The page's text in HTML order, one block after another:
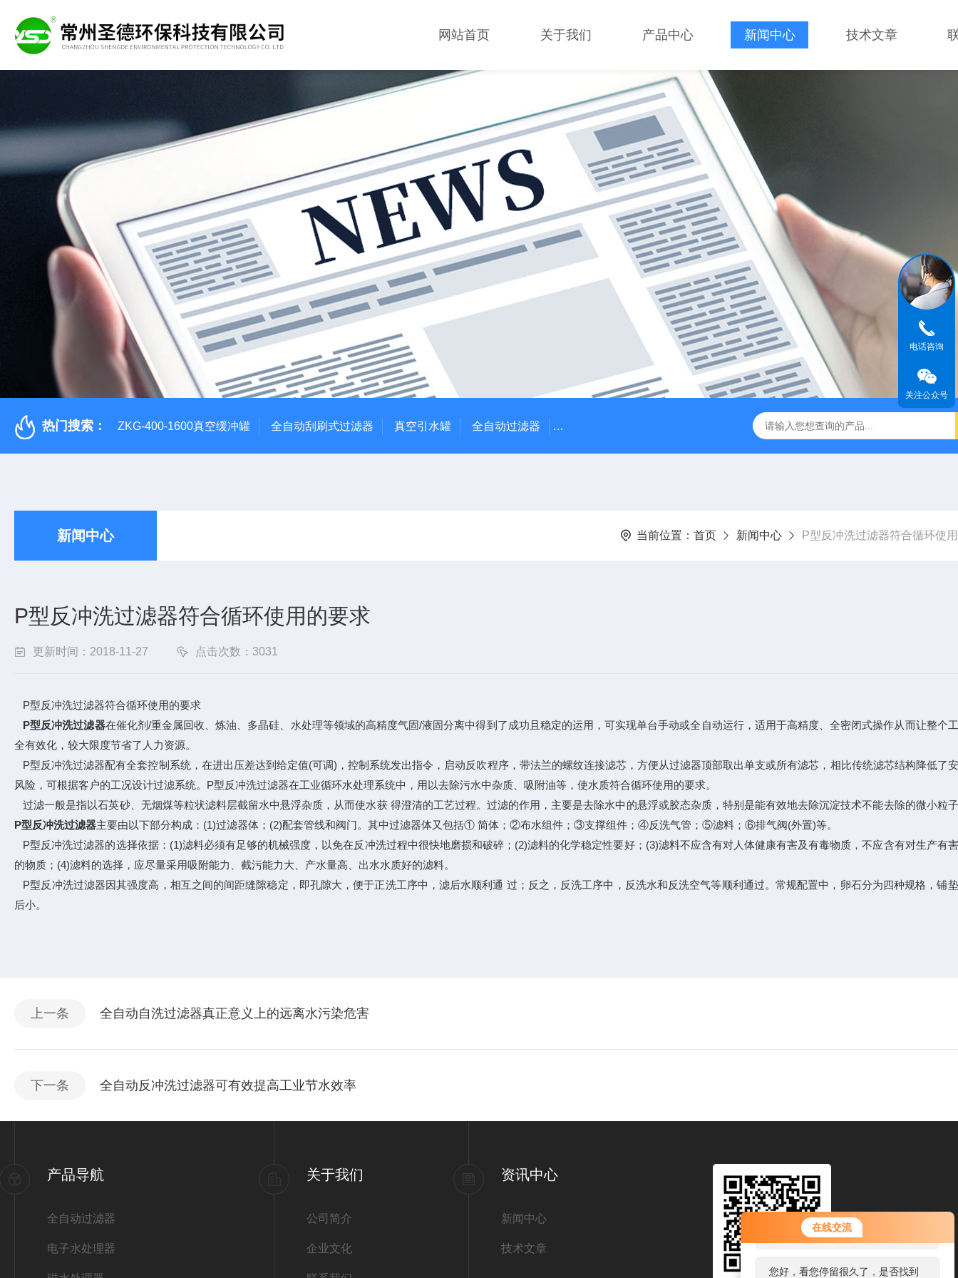
在线交流
您好！欢迎前来咨询，很高兴为您
服务，请问您要咨询什么问题呢？
您好，看您停留很久了，是否找到
网站首页 关于我们 产品中心 新闻中心 技术文章
热门搜索： ZKG-400-1600真空缓冲罐 全自动刮刷式过滤器 真空引水罐 全自动过滤器 全自动自清洗过滤器 全自动管道过滤器 电子水处理器
新闻中心 当前位置： 首页 新闻中心 P型反冲洗过滤器符合循环使
P型反冲洗过滤器符合循环使用的要求
更新时间：2018-11-27 点击次数：3031
P型反冲洗过滤器符合循环使用的要求
P型反冲洗过滤器在催化剂/重金属回收、炼油、多晶硅、水处理等领域的高精度气固/液固分离中得到了成功且稳定的运用，可实现单台手动或全自动运行，适用于高精度、全密闭式操作从而让整个
全有效化，较大限度节省了人力资源。
P型反冲洗过滤器配有全套控制系统，在进出压差达到给定值(可调)，控制系统发出指令，启动反吹程序，带法兰的螺纹连接滤芯，方便从过滤器顶部取出单支或所有滤芯，相比传统滤芯结构降低了
风险，可根据客户的工况设计过滤系统。P型反冲洗过滤器在工业循环水处理系统中，用以去除污水中杂质、吸附油等，使水质符合循环使用的要求。
过滤一般是指以石英砂、无烟煤等粒状滤料层截留水中悬浮杂质，从而使水获 得澄清的工艺过程。过滤的作用，主要是去除水中的悬浮或胶态杂质，特别是能有效地去除沉淀技术不能去除的微小粒
P型反冲洗过滤器主要由以下部分构成：(1)过滤器体；(2)配套管线和阀门。其中过滤器体又包括① 简体；②布水组件；③支撑组件；④反洗气管；⑤滤料；⑥排气阀(外置)等。
P型反冲洗过滤器的选择依据：(1)滤料必须有足够的机械强度，以免在反冲洗过程中很快地磨损和破碎；(2)滤料的化学稳定性要好；(3)滤料不应含有对人体健康有害及有毒物质，不应含有对生产有
的物质；(4)滤料的选择，应尽量采用吸附能力、截污能力大、产水量高、出水水质好的滤料。
P型反冲洗过滤器因其强度高，相互之间的间距缝隙稳定，即孔隙大，便于正洗工序中，滤后水顺利通 过；反之，反洗工序中，反洗水和反洗空气等顺利通过。常规配置中，卵石分为四种规格，铺
后小。
上一条 全自动自洗过滤器真正意义上的远离水污染危害
下一条 全自动反冲洗过滤器可有效提高工业节水效率
产品导航
全自动过滤器
电子水处理器
关于我们
公司简介
企业文化
资讯中心
新闻中心
技术文章
电话咨询
关注公众号